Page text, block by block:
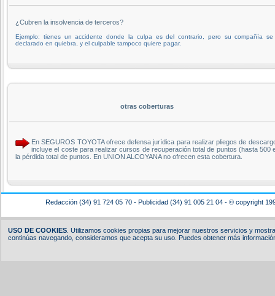
¿Cubren la insolvencia de terceros?
Ejemplo: tienes un accidente donde la culpa es del contrario, pero su compañía
declarado en quiebra, y el culpable tampoco quiere pagar.
otras coberturas
En SEGUROS TOYOTA ofrece defensa jurídica para realizar pliegos de
incluye el coste para realizar cursos de recuperación total de puntos (hasta
la pérdida total de puntos. En UNION ALCOYANA no ofrecen esta cobertura.
Redacción (34) 91 724 05 70 - Publicidad (34) 91 005 21 04 - © copyright
USO DE COOKIES. Utilizamos cookies propias para mejorar nuestros servicios y
continúas navegando, consideramos que acepta su uso. Puedes obtener más